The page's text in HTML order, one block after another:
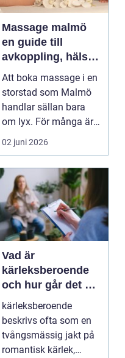
Massage malmö
en guide till
avkoppling, hälsa
och välmående
Att boka massage i en
storstad som Malmö
handlar sällan bara
om lyx. För många är
det ett sätt att h...
02 juni 2026
Vad är
kärleksberoende
och hur går det att
bryta mönstret?
kärleksberoende
beskrivs ofta som en
tvångsmässig jakt på
romantisk kärlek,